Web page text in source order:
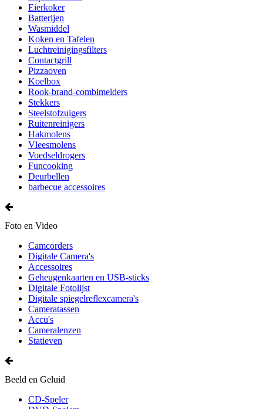
Eierkoker
Batterijen
Wasmiddel
Koken en Tafelen
Luchtreinigingsfilters
Contactgrill
Pizzaoven
Koelbox
Rook-brand-combimelders
Stekkers
Steelstofzuigers
Ruitenreinigers
Hakmolens
Vleesmolens
Voedseldrogers
Funcooking
Deurbellen
barbecue accessoires
Foto en Video
Camcorders
Digitale Camera's
Accessoires
Geheugenkaarten en USB-sticks
Digitale Fotolijst
Digitale spiegelreflexcamera's
Cameratassen
Accu's
Cameralenzen
Statieven
Beeld en Geluid
CD-Speler